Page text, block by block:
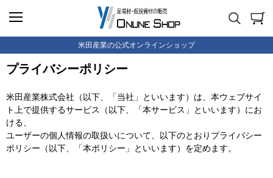
米田産業の公式オンラインショップ
プライバシーポリシー
米田産業株式会社（以下、「当社」といいます）は、本ウェブサイ
ト上で提供するサービス（以下、「本サービス」といいます）にお
ける、
ユーザーの個人情報の取扱いについて、以下のとおりプライバシー
ポリシー（以下、「本ポリシー」といいます）を定めます。